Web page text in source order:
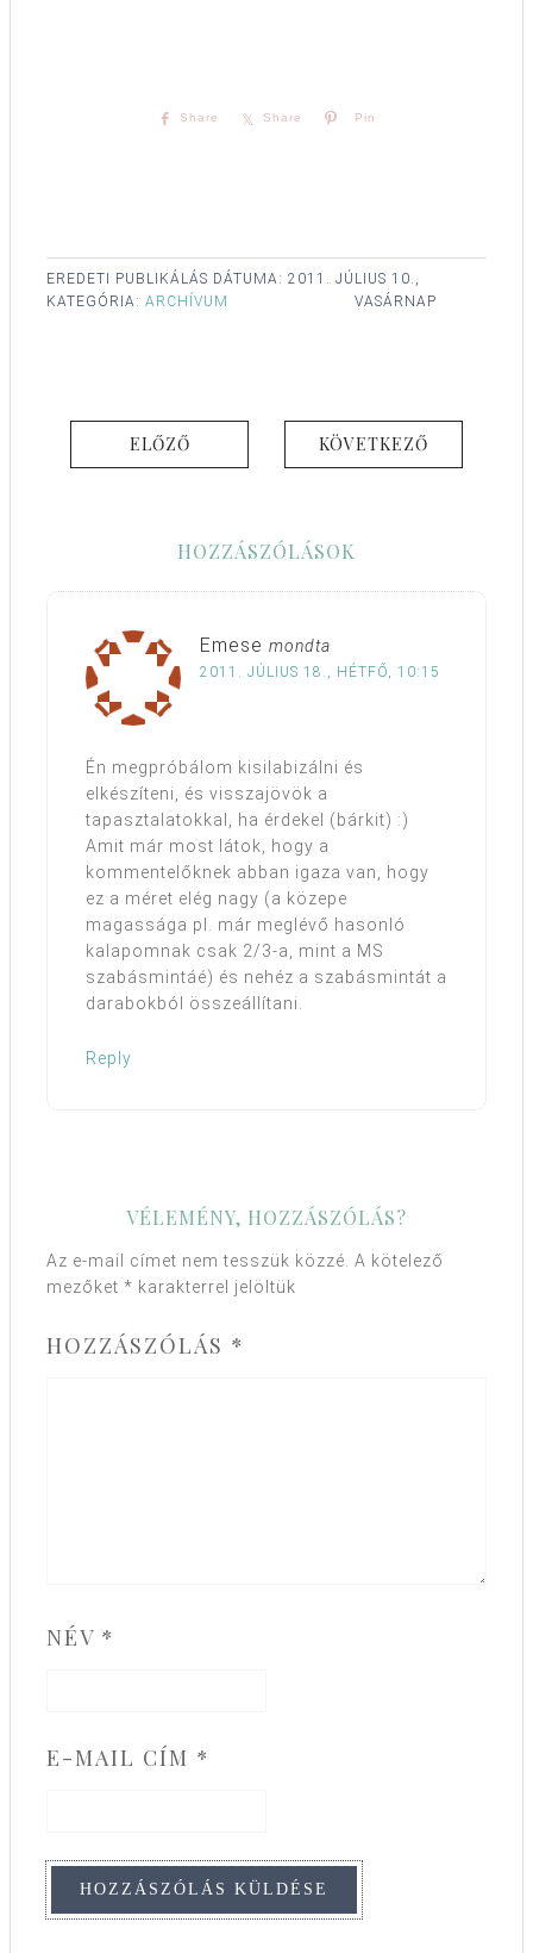
Share Share Pin
EREDETI PUBLIKÁLÁS DÁTUMA: 2011. JÚLIUS 10.,
VASÁRNAP
KATEGÓRIA: ARCHÍVUM
ELŐZŐ KÖVETKEZŐ
HOZZÁSZÓLÁSOK
Emese mondta
2011. JÚLIUS 18., HÉTFŐ, 10:15
Én megpróbálom kisilabizálni és
elkészíteni, és visszajövök a
tapasztalatokkal, ha érdekel (bárkit) :)
Amit már most látok, hogy a
kommentelőknek abban igaza van, hogy
ez a méret elég nagy (a közepe
magassága pl. már meglévő hasonló
kalapomnak csak 2/3-a, mint a MS
szabásmintáé) és nehéz a szabásmintát a
darabokból összeállítani.
Reply
VÉLEMÉNY, HOZZÁSZÓLÁS?
Az e-mail címet nem tesszük közzé. A kötelező
mezőket * karakterrel jelöltük
HOZZÁSZÓLÁS *
NÉV *
E-MAIL CÍM *